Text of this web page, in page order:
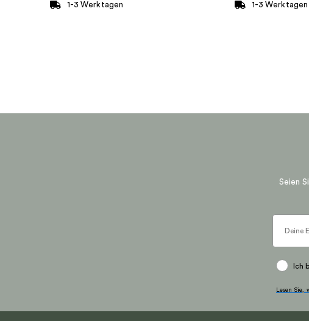
1-3 Werktagen 1-3 Werktagen
Seien
Ich
Lesen Sie,